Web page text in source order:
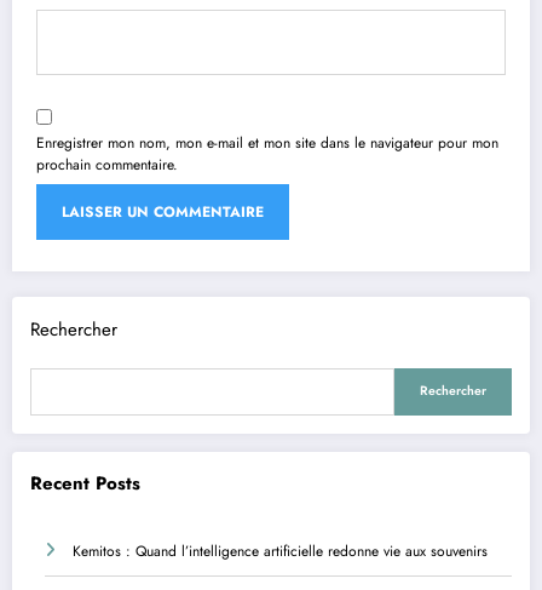
Enregistrer mon nom, mon e-mail et mon site dans le navigateur pour mon
prochain commentaire.
Rechercher
Rechercher
Recent Posts
Kemitos : Quand l’intelligence artificielle redonne vie aux souvenirs